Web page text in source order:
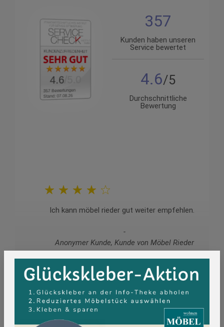
357 Bewertungen
Stand: 07.08.26
4.6
357
Kunden haben unseren
Service bewertet
4.6
Durchschnittliche
Bewertung
Ich kann möbel rieder gut weiter empfehlen.
Anonymer Kunde, Kunde von Möbel Rieder